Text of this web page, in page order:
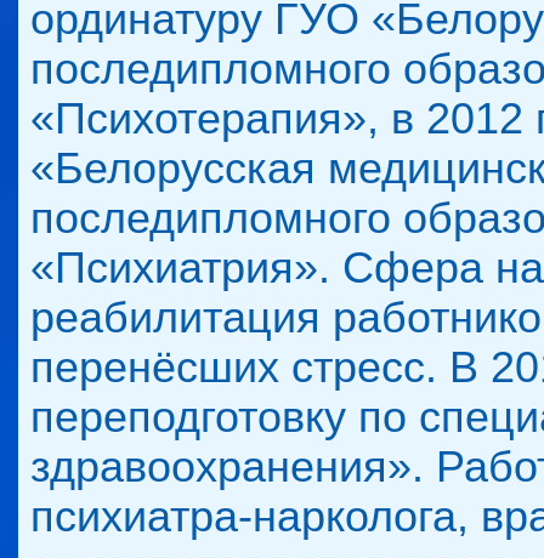
ординатуру ГУО
последипломного
«Психотерапия», в 2012
«Белорусская
последипломного
«Психиатрия». Сфера
реабилитация
перенёсших стресс. В
переподготовку по
здравоохранения».
психиатра-нарколога,